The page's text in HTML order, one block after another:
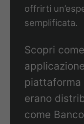
offrirti
semplificata.
Scopri
piattaforma
erano
come